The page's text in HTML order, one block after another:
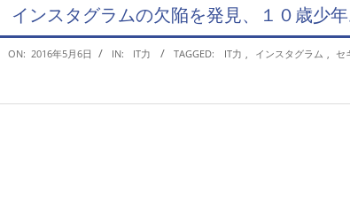
インスタグラムの欠陥を発見、１０歳少
ON: 2016年5月6日 IN: IT力 TAGGED: IT力 インスタグラム セ